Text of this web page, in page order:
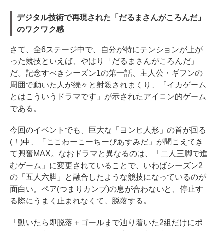
デジタル技術で再現された「だるまさんがころんだ」
のワクワク感
さて、全6ステージ中で、自分が特にテンションが上が
った競技といえば、やはり「だるまさんがころんだ」
だ。記念すべきシーズン1の第一話、主人公・ギフンの
周囲で動いた人が続々と射殺されまくり、「イカゲーム
とはこういうドラマです」が示されたアイコン的ゲーム
である。
今回のイベントでも、巨大な「ヨンヒ人形」の首が回る
(！)中、「ここわーこーちーぴあすみだ」が聞こえてき
て興奮MAX。なおドラマと異なるのは、「二人三脚で進
むゲーム」に変更されていることで、いわばシーズン2
の「五人六脚」と融合したような競技になっているのが
面白い。ペア(つまりカンブ)の息が合わないと、停止す
る際にうまく止まれなくて、脱落する。
「動いたら即脱落＋ゴールまで辿り着いた2組だけにポ